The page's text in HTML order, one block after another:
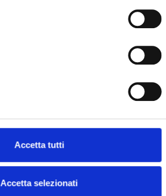
Accetta tutti
Accetta selezionati